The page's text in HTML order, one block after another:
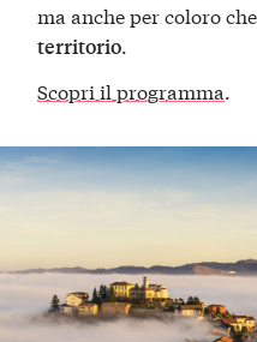
ma anche per coloro
territorio.
Scopri il programma.